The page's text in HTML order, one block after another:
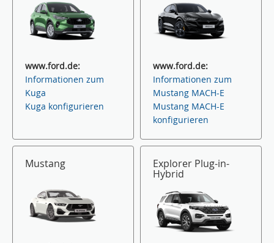
www.ford.de:
Informationen zum
Kuga
Kuga konfigurieren
www.ford.de:
Informationen zum
Mustang MACH-E
Mustang MACH-E
konfigurieren
Mustang Explorer Plug-in-
Hybrid